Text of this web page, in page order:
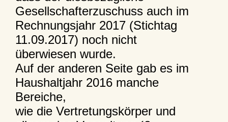
Gesellschafterzuschuss auch im
Rechnungsjahr 2017 (Stichtag
11.09.2017) noch nicht
überwiesen wurde.
Auf der anderen Seite gab es im
Haushaltjahr 2016 manche
Bereiche,
wie die Vertretungskörper und